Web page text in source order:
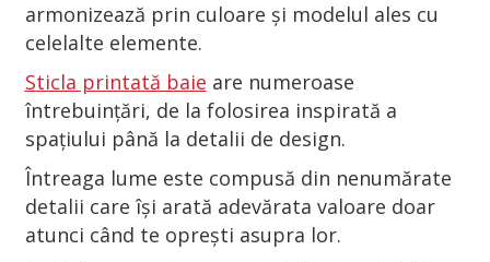
armonizează prin culoare și modelul ales cu
celelalte elemente.
Sticla printată baie are numeroase
întrebuințări, de la folosirea inspirată a
spațiului până la detalii de design.
Întreaga lume este compusă din nenumărate
detalii care își arată adevărata valoare doar
atunci când te oprești asupra lor.